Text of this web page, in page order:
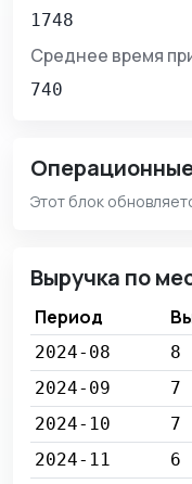
1748
Среднее время
740
Этот блок
Выручка по
Период
2024-08 8
2024-09
7
2024-10
7
2024-11
6